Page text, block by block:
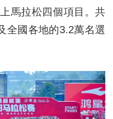
馬拉松四個項目。共
全國各地的3.2萬名選